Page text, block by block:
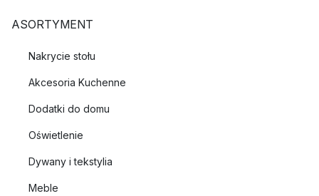
ASORTYMENT
Nakrycie stołu
Akcesoria Kuchenne
Dodatki do domu
Oświetlenie
Dywany i tekstylia
Meble